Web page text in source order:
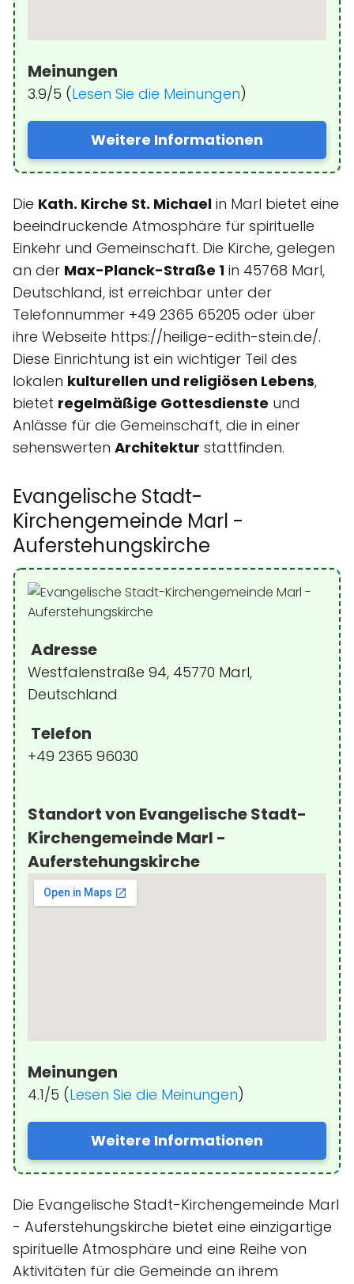
Meinungen
3.9/5 (Lesen Sie die Meinungen)
Weitere Informationen
Die Kath. Kirche St. Michael in Marl bietet eine
beeindruckende Atmosphäre für spirituelle
Einkehr und Gemeinschaft. Die Kirche, gelegen
an der Max-Planck-Straße 1 in 45768 Marl,
Deutschland, ist erreichbar unter der
Telefonnummer +49 2365 65205 oder über
ihre Webseite https://heilige-edith-stein.de/.
Diese Einrichtung ist ein wichtiger Teil des
lokalen kulturellen und religiösen Lebens,
bietet regelmäßige Gottesdienste und
Anlässe für die Gemeinschaft, die in einer
sehenswerten Architektur stattfinden.
Evangelische Stadt-
Kirchengemeinde Marl -
Auferstehungskirche
Adresse
Westfalenstraße 94, 45770 Marl,
Deutschland
Telefon
+49 2365 96030
Standort von Evangelische Stadt-
Kirchengemeinde Marl -
Auferstehungskirche
Meinungen
4.1/5 (Lesen Sie die Meinungen)
Weitere Informationen
Die Evangelische Stadt-Kirchengemeinde Marl
- Auferstehungskirche bietet eine einzigartige
spirituelle Atmosphäre und eine Reihe von
Aktivitäten für die Gemeinde an ihrem